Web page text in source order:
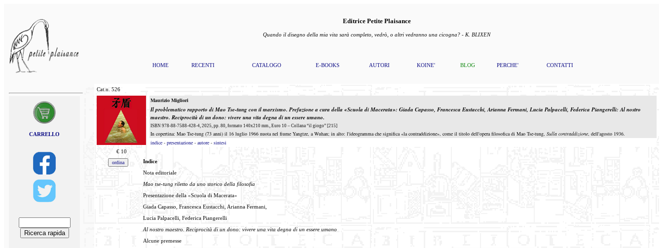
Editrice Petite Plaisance
Quando il disegno della mia vita sarà completo, vedrò, o altri vedranno una cicogna? - K. BLIXEN
HOME RECENTI CATALOGO E-BOOKS AUTORI KOINE' BLOG PERCHE' CONTATTI
CARRELLO
Cat.n. 526
Maurizio Migliori
Il problematico rapporto di Mao Tse-tung con il marxismo. Prefazione a cura della «Scuola di Macerata»: Giada Capasso, Francesca Eustacchi, Arianna Fermani, Lucia Palpacelli, Federica Piangerelli:Al nostro
maestro. Reciprocità di un dono: vivere una vita degna di un essere umano.
ISBN 978-88-7588-428-4, 2025, pp. 80, formato 140x210 mm., Euro 10 – Collana “il giogo” [215]
In copertina: Mao Tse-tung (73 anni) il 16 luglio 1966 nuota nel fiume Yangtze, a Wuhan; in alto: l'ideogramma che significa «la contraddizione», come il titolo dell'opera filosofica di Mao Tse-tung, Sulla contraddizione, dell'agosto 1936.
indice - presentazione - autore - sintesi
€ 10
Indice
Nota editoriale
Mao tse-tung riletto da uno storico della filosofia
Presentazione della «Scuola di Macerata»
Giada Capasso, Francesca Eustacchi, Arianna Fermani,
Lucia Palpacelli, Federica Piangerelli
Al nostro maestro. Reciprocità di un dono: vivere una vita degna di un essere umano
Alcune premesse